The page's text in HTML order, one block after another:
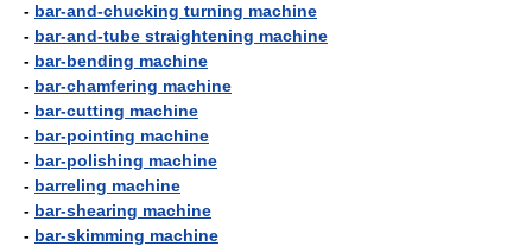
- bar-and-chucking turning machine
- bar-and-tube straightening machine
- bar-bending machine
- bar-chamfering machine
- bar-cutting machine
- bar-pointing machine
- bar-polishing machine
- barreling machine
- bar-shearing machine
- bar-skimming machine